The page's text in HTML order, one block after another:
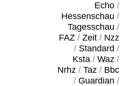
Echo/
Hessenschau /
Tagesschau /
FAZ/ Zeit/ Nzz
/ Standard /
Ksta/ Waz/
Nrhz/ Taz/ Bbc
/ Guardian /